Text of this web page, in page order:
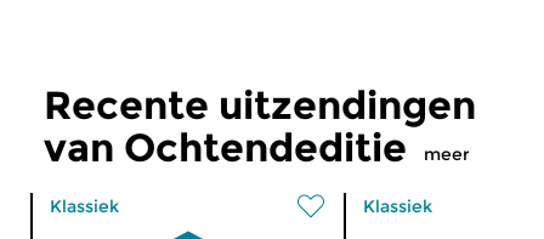
Recente uitzendingen
van Ochtendeditie
meer
Klassiek Klassiek